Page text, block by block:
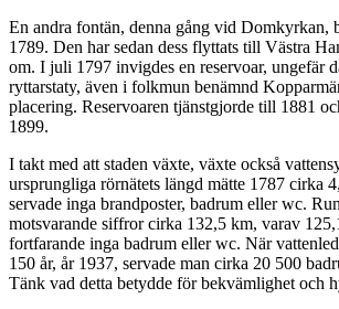
En andra fontän, denna gång vid Domkyrkan,
1789. Den har sedan dess flyttats till Västra
om. I juli 1797 invigdes en reservoar, ungefär
ryttarstaty, även i folkmun benämnd
placering. Reservoaren tjänstgjorde till 1881
1899.
I takt med att staden växte, växte också
ursprungliga rörnätets längd mätte 1787 cirka
servade inga brandposter, badrum eller wc.
motsvarande siffror cirka 132,5 km, varav
fortfarande inga badrum eller wc. När
150 år, år 1937, servade man cirka 20 500
Tänk vad detta betydde för bekvämlighet och